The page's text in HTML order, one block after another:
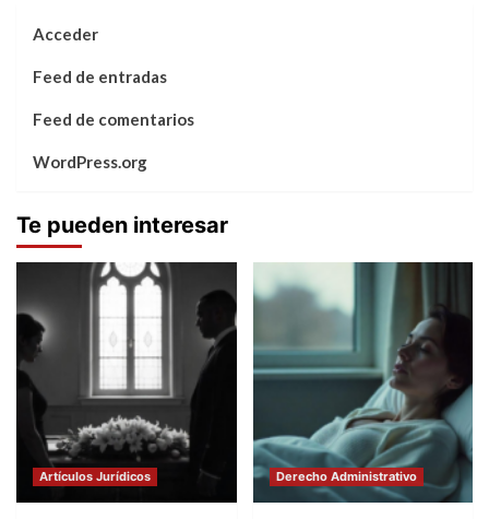
Acceder
Feed de entradas
Feed de comentarios
WordPress.org
Te pueden interesar
Artículos Jurídicos Derecho Administrativo